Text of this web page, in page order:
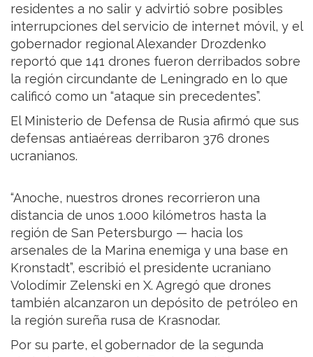
residentes a no salir y advirtió sobre posibles
interrupciones del servicio de internet móvil, y el
gobernador regional Alexander Drozdenko
reportó que 141 drones fueron derribados sobre
la región circundante de Leningrado en lo que
calificó como un “ataque sin precedentes”.
El Ministerio de Defensa de Rusia afirmó que sus
defensas antiaéreas derribaron 376 drones
ucranianos.
“Anoche, nuestros drones recorrieron una
distancia de unos 1.000 kilómetros hasta la
región de San Petersburgo — hacia los
arsenales de la Marina enemiga y una base en
Kronstadt”, escribió el presidente ucraniano
Volodímir Zelenski en X. Agregó que drones
también alcanzaron un depósito de petróleo en
la región sureña rusa de Krasnodar.
Por su parte, el gobernador de la segunda